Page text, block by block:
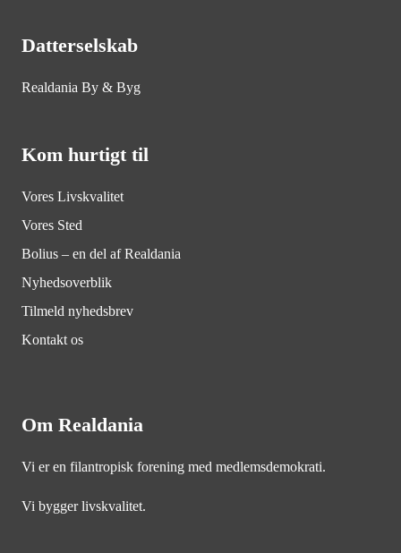
Datterselskab
Realdania By & Byg
Kom hurtigt til
Vores Livskvalitet
Vores Sted
Bolius – en del af Realdania
Nyhedsoverblik
Tilmeld nyhedsbrev
Kontakt os
Om Realdania
Vi er en filantropisk forening med medlemsdemokrati.
Vi bygger livskvalitet.